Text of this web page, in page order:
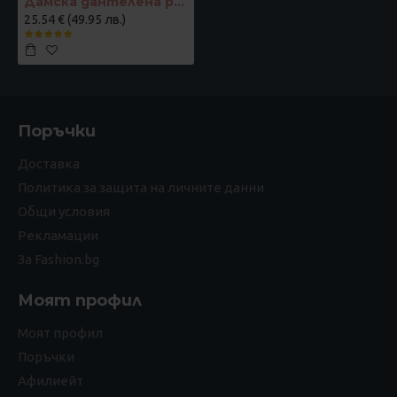
25.54 € (49.95 лв.)
Поръчки
Доставка
Политика за защита на личните данни
Общи условия
Рекламации
За Fashion.bg
Моят профил
Моят профил
Поръчки
Афилиейт